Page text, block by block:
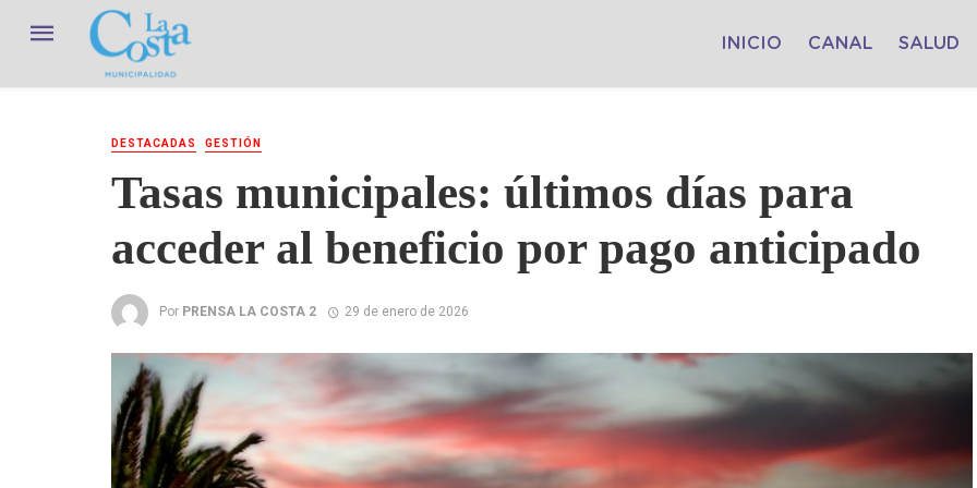
INICIO CANAL SALUD
DESTACADAS GESTIÓN
Tasas municipales: últimos días para
acceder al beneficio por pago anticipado
Por PRENSA LA COSTA 2 29 de enero de 2026